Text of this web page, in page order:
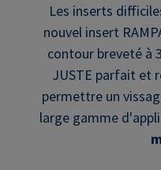
Les inserts
nouvel insert
contour breveté à
JUSTE parfait et
permettre un
large gamme